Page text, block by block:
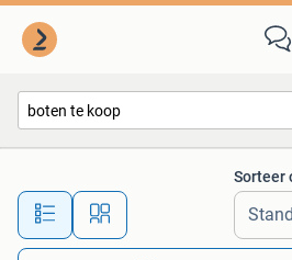
Alle afstanden…
Sorteer